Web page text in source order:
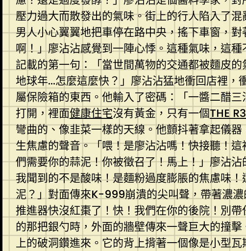
壓力過大而散發出的氣味。街上的行人陷入了
男人小心翼翼地把車停在路中央，搖下車窗，
啊！」廖沾沾感覺到一陣心悸。這種氣味，這
記載的第一句：「當世間萬物的交通都被麵皮
地球年…怎麼這麼快？」廖沾沾猛地衝回店裡
屬保險箱的東西。他輸入了密碼：「一醬二醋
打開，裡面健康住宅沒有黃金，只有一個THE
彎曲的、像韭菜一樣的天線。他顫抖著拿起儀
生焦慮的聲音。「喂！是廖沾沾嗎！快接聽！
們需要你的蒜泥！你被徵召了！馬上！」廖沾
我聞到的不是酸味！是麵粉過度膨脹的焦慮味
泥？」對面傳來K-999崩潰的尖叫聲，帶著濃
推進器快沒紅棗了！快！我們在你的後院！別
的那把銀勺時，外面的牆壁傳來一聲巨大的撞擊
上的破洞鑽進來。它的背上揹著一個像是小型